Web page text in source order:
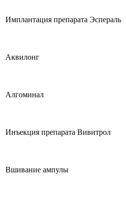
Имплантация препарата Эспераль
Аквилонг
Алгоминал
Инъекция препарата Вивитрол
Вшивание ампулы